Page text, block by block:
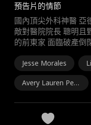
預告片的情節
國內頂尖外科神醫 亞
敵對醫院院長 聰明且
的前東家 面臨破產倒
Jesse Morales
Avery Lauren Pea